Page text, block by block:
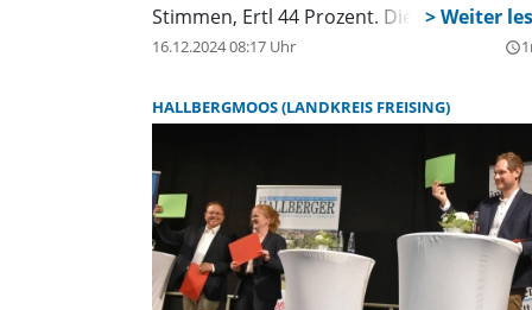
Stimmen, Ertl 44 Prozent. Die
Wahlbeteiligung lag nach Angaben der
16.12.2024 08:17 Uhr query_builder
HALLBERGMOOS (LANDKREIS FREISING)